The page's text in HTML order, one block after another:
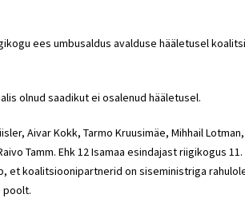
ees umbusaldus avalduse hääletusel
olnud saadikut ei osalenud hääletusel.
Aivar Kokk, Tarmo Kruusimäe, Mihhail
Tamm. Ehk 12 Isamaa esindajast riigikogus 11.
et koalitsioonipartnerid on siseministriga
poolt.